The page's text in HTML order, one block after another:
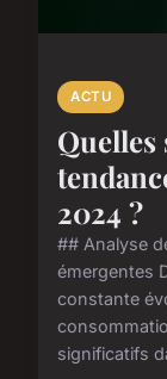
ACTU
Quelles
2024 ?
## Analyse
émergentes
constante
significatifs